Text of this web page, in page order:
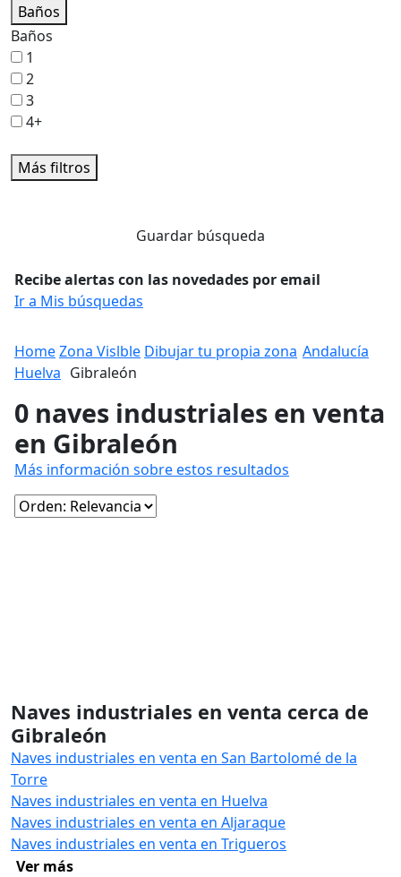
Baños
Baños
1
2
3
4+
Más filtros
Guardar búsqueda
Recibe alertas con las novedades por email
Ir a Mis búsquedas
HomeZona Vislble Dibujar tu propia zona Andalucía
Huelva Gibraleón
0 naves industriales en venta
en Gibraleón
Más información sobre estos resultados
Naves industriales en venta cerca de
Gibraleón
Naves industriales en venta en San Bartolomé de la
Torre
Naves industriales en venta en Huelva
Naves industriales en venta en Aljaraque
Naves industriales en venta en Trigueros
Ver más